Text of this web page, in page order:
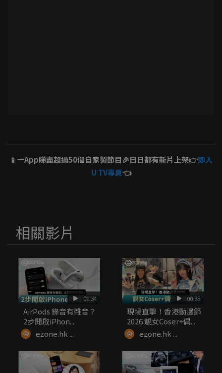
📱一App睇盡超過50個自家製節目🎉日日都有新片上架👉即入
U TV專頁👈
相關影片
00:34
AirPods 錄音有雜音？
2步開啟iPhon...
ezone.hk ...
00:35
現場直擊！香港動漫節
2026 靚女Coser+偶...
ezone.hk ...